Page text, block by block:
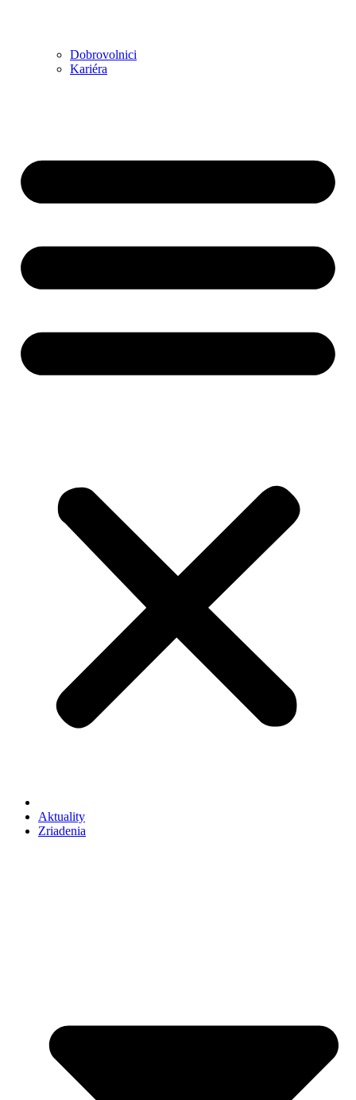
Dobrovolnici
Kariéra
Aktuality
Zriadenia